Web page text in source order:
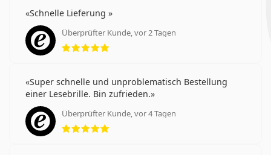
Diejenigen, dieMultifokallinsen
zwischen Brille und Kontaktlinsen wechseln
möchten, um ihre Sehkraft für die Nah- und
Fernsicht zu korrigieren.
Tageslinsenbevorzugen.
Diejenigen, die eine tägliche Tragroutine
prefärieren.
Häufig gestellte Fragen
Schnelle Lieferung
Überprüfter Kunde, vor 2 Tagen
Bewertung 5 aus 5
Super schnelle und unproblematisch Bestellung
einer Lesebrille. Bin zufrieden.
Überprüfter Kunde, vor 4 Tagen
Bewertung 5 aus 5